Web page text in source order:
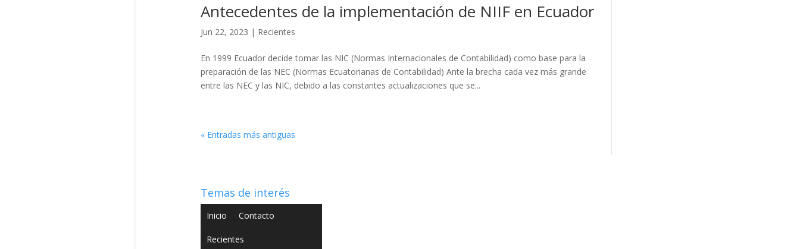
Antecedentes de la implementación de NIIF en Ecuador
Jun 22, 2023 | Recientes
En 1999 Ecuador decide tomar las NIC (Normas Internacionales de Contabilidad) como base para la
preparación de las NEC (Normas Ecuatorianas de Contabilidad) Ante la brecha cada vez más grande
entre las NEC y las NIC, debido a las constantes actualizaciones que se...
« Entradas más antiguas
Temas de interés
Inicio Contacto
Recientes